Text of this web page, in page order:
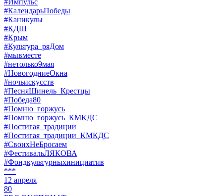
#КалендарьПобеды
#Каникулы
#КДШ
#Крым
#Культура_ряДом
#мывместе
#нетолько9мая
#НовогодниеОкна
#ночьискусств
#ПесняШинель_Крестцы
#Победа80
#Помню_горжусь
#Помню_горжусь_КМКДС
#Постигая_традиции
#Постигая_традиции_КМКДС
#СвоихНеБросаем
#ФестивальЛЯКОВА
#Фондкультурныхинициатив
***
12 апреля
80